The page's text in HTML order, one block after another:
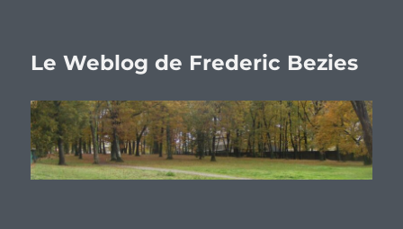
Le Weblog de Frederic Bezies